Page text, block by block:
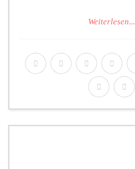
Weiterlesen...